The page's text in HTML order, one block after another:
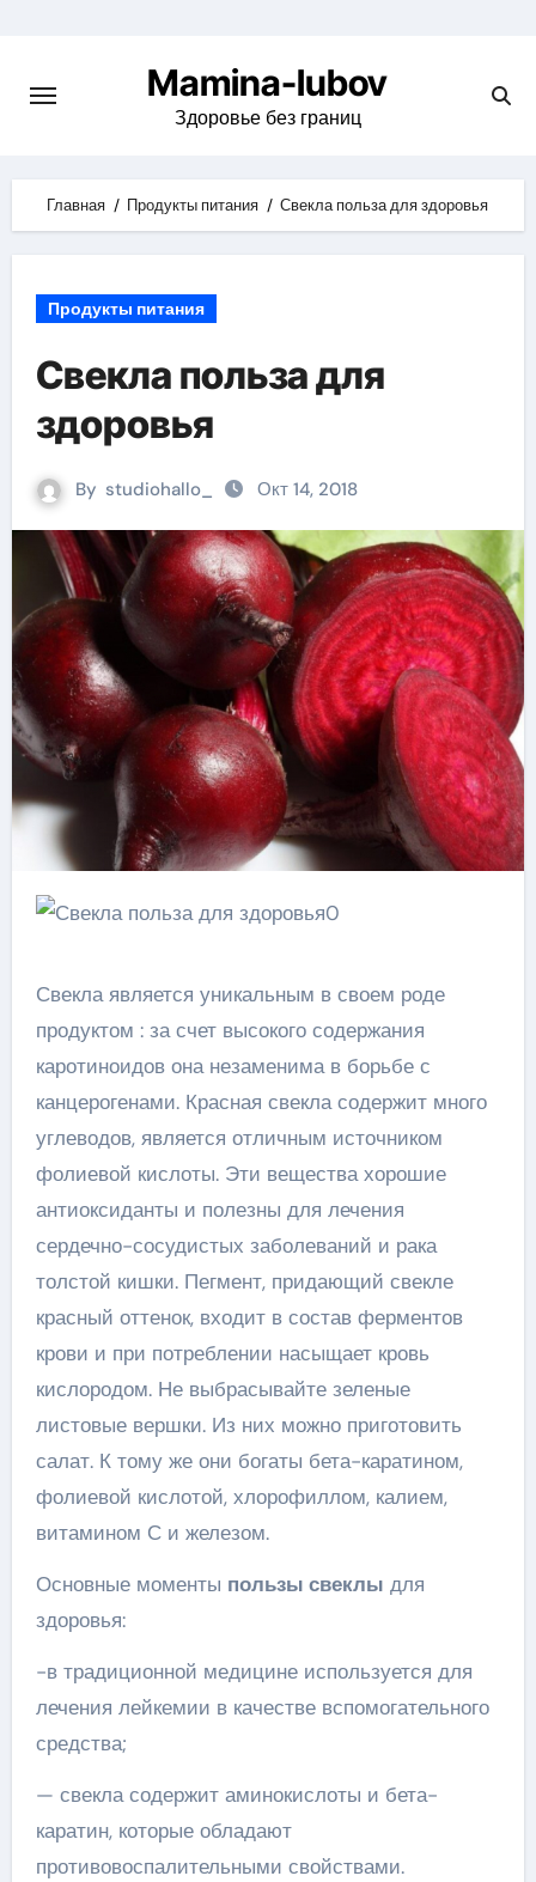
content
Mamina-lubov
Здоровье без границ
Главная Продукты питания Свекла польза для здоровья
Продукты питания
Свекла польза для
здоровья
By studiohallo_ Окт 14, 2018
Свекла является уникальным в своем роде
продуктом : за счет высокого содержания
каротиноидов она незаменима в борьбе с
канцерогенами. Красная свекла содержит много
углеводов, является отличным источником
фолиевой кислоты. Эти вещества хорошие
антиоксиданты и полезны для лечения
сердечно-сосудистых заболеваний и рака
толстой кишки. Пегмент, придающий свекле
красный оттенок, входит в состав ферментов
крови и при потреблении насыщает кровь
кислородом. Не выбрасывайте зеленые
листовые вершки. Из них можно приготовить
салат. К тому же они богаты бета-каратином,
фолиевой кислотой, хлорофиллом, калием,
витамином С и железом.
Основные моменты пользы свеклы для
здоровья:
-в традиционной медицине используется для
лечения лейкемии в качестве вспомогательного
средства;
— свекла содержит аминокислоты и бета-
каратин, которые обладают
противовоспалительными свойствами.